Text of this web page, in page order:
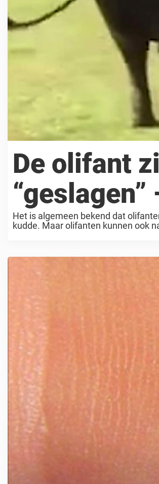
De olifant
Het is algemeen bekend dat
kudde. Maar olifanten kunnen ook